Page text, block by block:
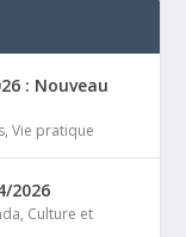
: Nouveau
,Vie pratique
2026
, Culture et